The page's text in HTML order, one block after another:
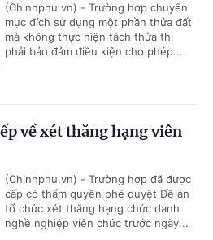
(Chinhphu.vn) - Trường hợp chuyển
mục đích sử dụng một phần thửa đất
mà không thực hiện tách thửa thì
phải bảo đảm điều kiện cho phép...
về xét thăng hạng viên
(Chinhphu.vn) - Trường hợp đã được
cấp có thẩm quyền phê duyệt Đề án
tổ chức xét thăng hạng chức danh
nghề nghiệp viên chức trước ngày...